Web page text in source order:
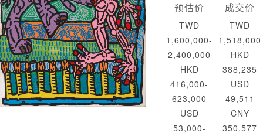
预估价
TWD
1,600,000-
2,400,000
HKD
416,000-
623,000
USD
53,000-
成交价
TWD
1,518,000
HKD
388,235
USD
49,511
CNY
350,577